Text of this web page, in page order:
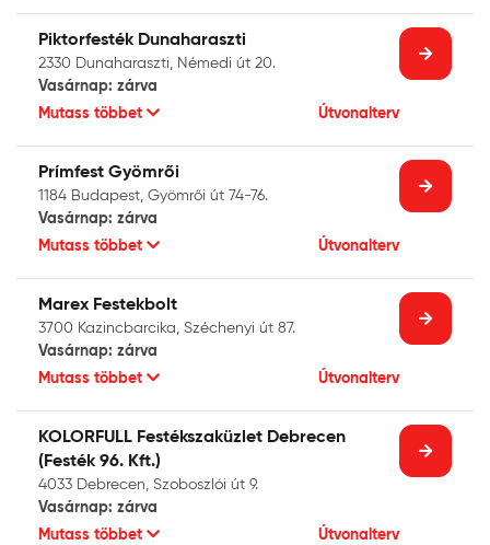
Piktorfesték Dunaharaszti
2330 Dunaharaszti, Némedi út 20.
Vasárnap: zárva
Mutass többet
Útvonalterv
Prímfest Gyömrői
1184 Budapest, Gyömrői út 74-76.
Vasárnap: zárva
Mutass többet
Útvonalterv
Marex Festekbolt
3700 Kazincbarcika, Széchenyi út 87.
Vasárnap: zárva
Mutass többet
Útvonalterv
KOLORFULL Festékszaküzlet Debrecen
(Festék 96. Kft.)
4033 Debrecen, Szoboszlói út 9.
Vasárnap: zárva
Mutass többet
Útvonalterv